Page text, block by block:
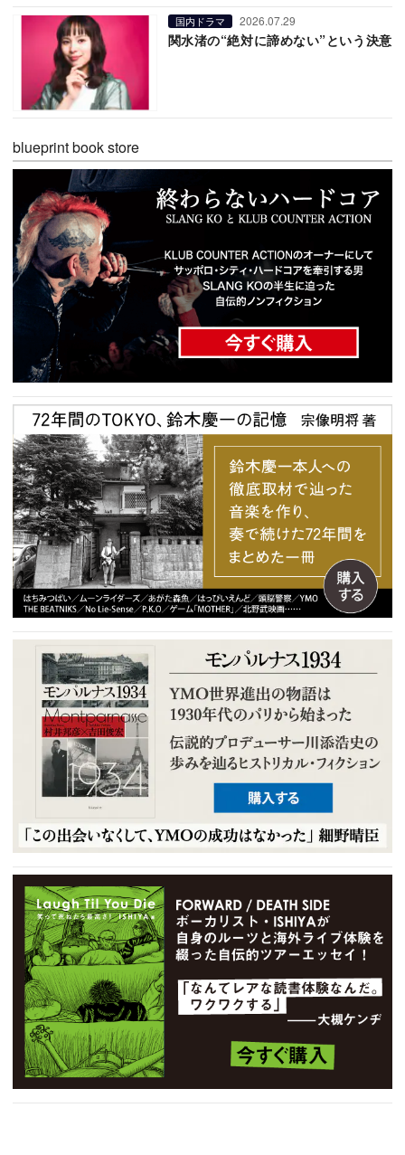
国内ドラマ 2026.07.29
関水渚の“絶対に諦めない”という決意
blueprint book store